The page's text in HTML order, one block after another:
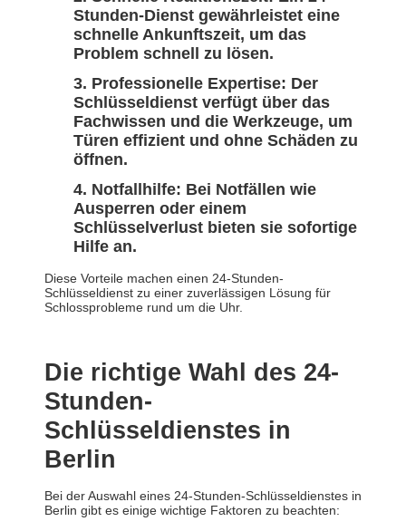
Stunden-Dienst gewährleistet eine
schnelle Ankunftszeit, um das
Problem schnell zu lösen.
Professionelle Expertise: Der
Schlüsseldienst verfügt über das
Fachwissen und die Werkzeuge, um
Türen effizient und ohne Schäden zu
öffnen.
Notfallhilfe: Bei Notfällen wie
Ausperren oder einem
Schlüsselverlust bieten sie sofortige
Hilfe an.
Diese Vorteile machen einen 24-Stunden-
Schlüsseldienst zu einer zuverlässigen Lösung für
Schlossprobleme rund um die Uhr.
Die richtige Wahl des 24-
Stunden-
Schlüsseldienstes in
Berlin
Bei der Auswahl eines 24-Stunden-Schlüsseldienstes in
Berlin gibt es einige wichtige Faktoren zu beachten: